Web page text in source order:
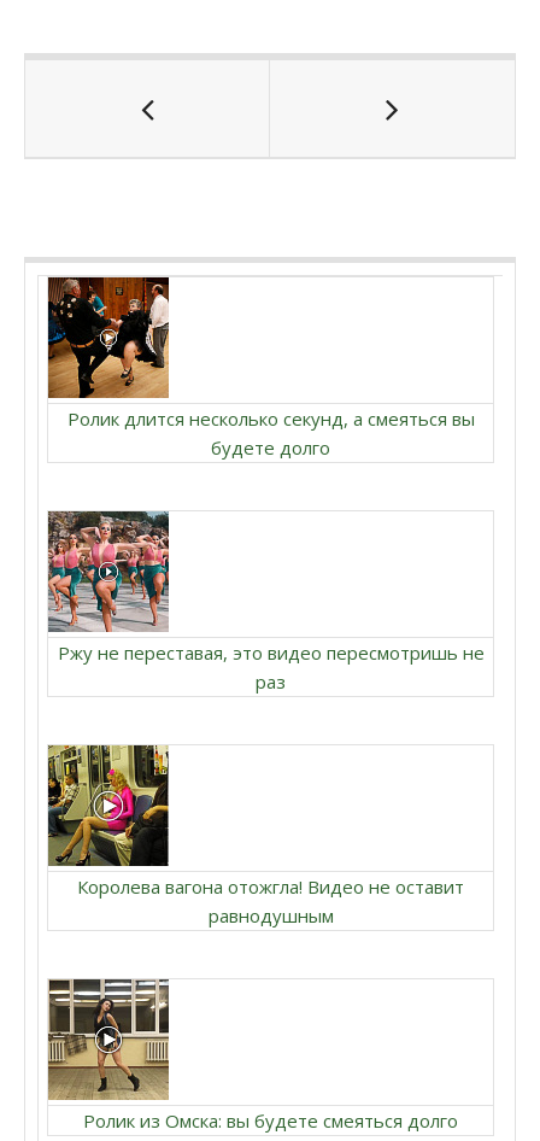
Ролик длится несколько секунд, а смеяться вы
будете долго
Ржу не переставая, это видео пересмотришь не
раз
Королева вагона отожгла! Видео не оставит
равнодушным
Ролик из Омска: вы будете смеяться долго